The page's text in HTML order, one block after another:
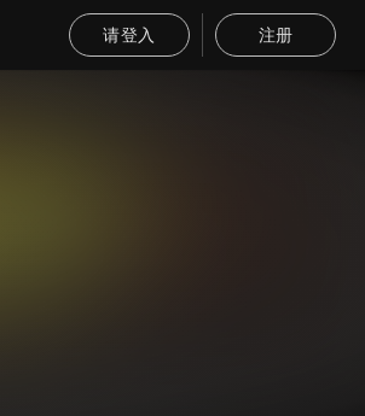
请登入 注册